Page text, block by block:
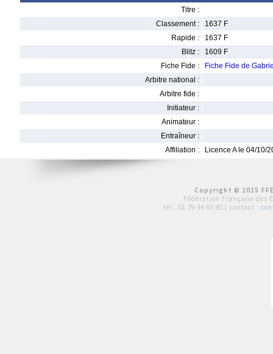
Titre :
Classement :
1637 F
Rapide :
1637 F
Blitz :
1609 F
Fiche Fide :
Fiche Fide de
Arbitre national :
Arbitre fide :
Initiateur :
Animateur :
Entraîneur :
Affiliation :
Licence A le 04/10/
Copyright © 2015
Fédération Française des
tél : 01 39 44 65 80 | contact :